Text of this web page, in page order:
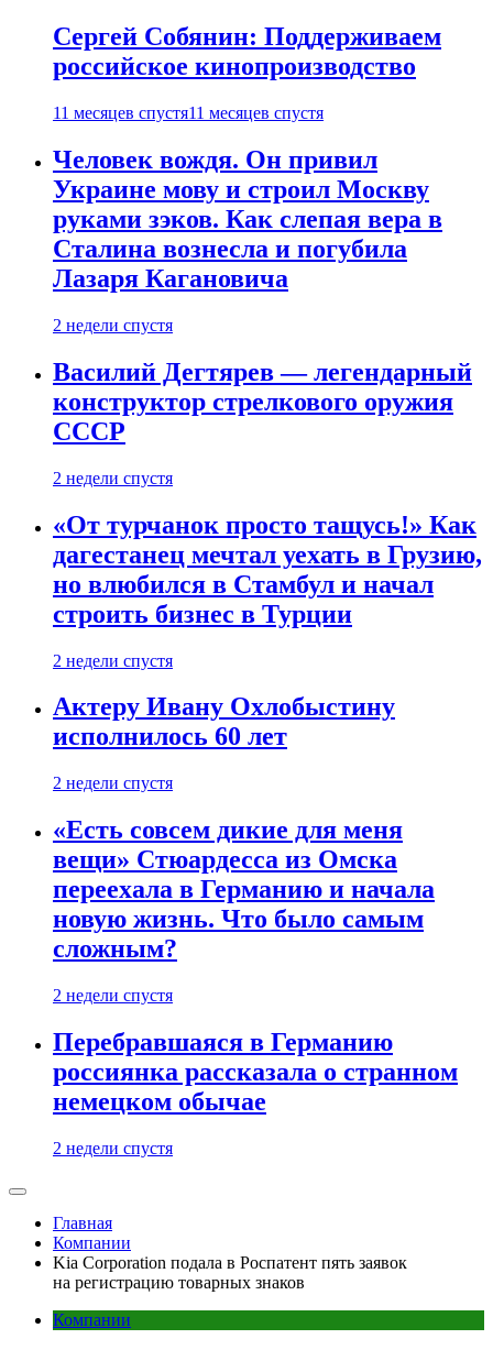
Сергей Собянин: Поддерживаем
российское кинопроизводство
11 месяцев спустя11 месяцев спустя
Человек вождя. Он привил
Украине мову и строил Москву
руками зэков. Как слепая вера в
Сталина вознесла и погубила
Лазаря Кагановича
2 недели спустя
Василий Дегтярев — легендарный
конструктор стрелкового оружия
СССР
2 недели спустя
«От турчанок просто тащусь!» Как
дагестанец мечтал уехать в Грузию,
но влюбился в Стамбул и начал
строить бизнес в Турции
2 недели спустя
Актеру Ивану Охлобыстину
исполнилось 60 лет
2 недели спустя
«Есть совсем дикие для меня
вещи» Стюардесса из Омска
переехала в Германию и начала
новую жизнь. Что было самым
сложным?
2 недели спустя
Перебравшаяся в Германию
россиянка рассказала о странном
немецком обычае
2 недели спустя
Главная
Компании
Kia Corporation подала в Роспатент пять заявок
на регистрацию товарных знаков
Компании